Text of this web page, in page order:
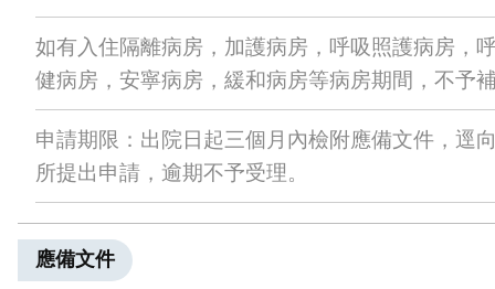
如有入住隔離病房，加護病房，呼吸照護病房，
健病房，安寧病房，緩和病房等病房期間，不予
申請期限：出院日起三個月內檢附應備文件，逕
所提出申請，逾期不予受理。
應備文件